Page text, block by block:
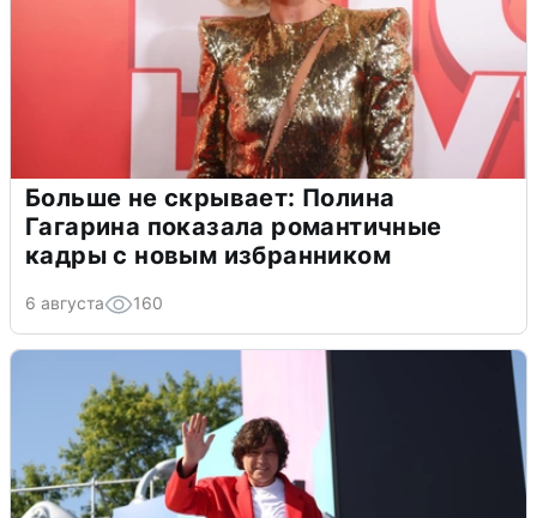
Больше не скрывает: Полина
Гагарина показала романтичные
кадры с новым избранником
6 августа 160